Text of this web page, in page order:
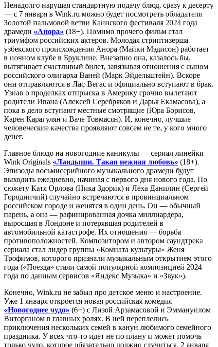
Ненадолго нарушая стандартную подачу блюд, сразу к десерту
— с 7 января в Wink.ru можно будет посмотреть обладателя
Золотой пальмовой ветви Каннского фестиваля 2024 года
драмеди «Анора» (18+). Помимо прочего фильм стал
триумфом российских актеров. Молодая стриптизерша
узбекского происхождения Анора (Майки Мэдисон) работает
в ночном клубе в Бруклине. Внезапно она, казалось бы,
вытягивает счастливый билет, завязывая отношения с сыном
российского олигарха Ваней (Марк Эйдельштейн). Вскоре
они отправляются в Лас-Вегас и официально вступают в брак.
Узнав о проделках отпрыска в Америку срочно вылетают
родители Ивана (Алексей Серебряков и Дарья Екамасова), а
пока в дело вступают местные смотрящие (Юра Борисов,
Карен Карагулян и Ваче Товмасян). И, конечно, лучшие
человеческие качества проявляют совсем не те, у кого много
денег.
Главное блюдо на новогодние каникулы — сериал линейки
Wink Originals «Ландыши. Такая нежная любовь» (18+).
Эпизоды восьмисерийного музыкального драмеди будут
выходить ежедневно, начиная с первого дня нового года. По
сюжету Катя Орлова (Ника Здорик) и Леха Данилин (Сергей
Городничий) случайно встречаются в провинциальном
российском городе и женятся в один день. Он — обычный
парень, а она — рафинированная дочка миллиардера,
выросшая в Лондоне и потерявшая родителей в
автомобильной катастрофе. Их отношения — борьба
противоположностей. Композитором и автором саундтрека
сериала стал лидер группы «Комната культуры» Женя
Трофимов, которого признали музыкальным открытием этого
года («Поезда» стали самой популярной композицией 2024
года по данным сервисов «Яндекс Музыка» и «Звук»).
Конечно, Wink.ru не забыл про детское меню и настроение.
Уже 1 января откроется новая российская комедия
«Новогоднее чудо» (6+) с Лизой Арзамасовой и Эммануилом
Виторганом в главных ролях. В ней переплелись
приключения нескольких семей в канун любимого семейного
праздника. У всех что-то идет не по плану и может помочь
только чудо, которое обязательно должно случиться. 2 января